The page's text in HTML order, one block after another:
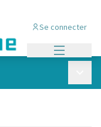
Se connecter